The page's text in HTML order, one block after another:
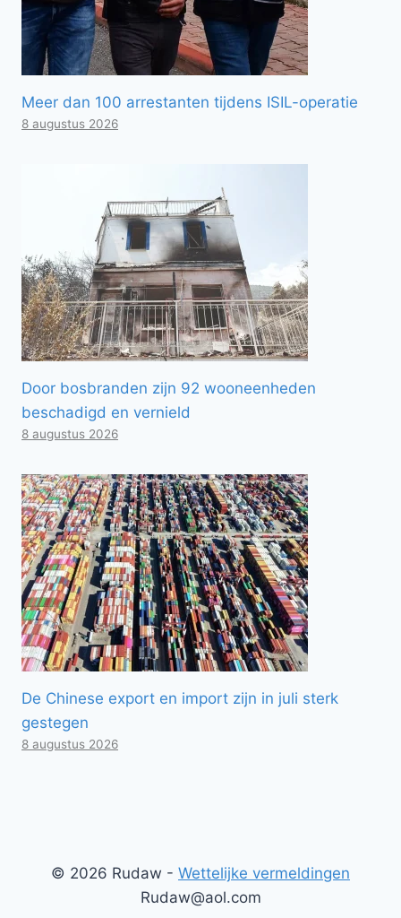
Meer dan 100 arrestanten tijdens ISIL-operatie
8 augustus 2026
Door bosbranden zijn 92 wooneenheden
beschadigd en vernield
8 augustus 2026
De Chinese export en import zijn in juli sterk
gestegen
8 augustus 2026
© 2026 Rudaw - Wettelijke vermeldingen
Rudaw@aol.com